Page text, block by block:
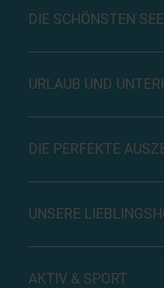
DIE SCHÖNSTEN
URLAUB UND
DIE PERFEKTE
UNSERE
AKTIV & SPORT